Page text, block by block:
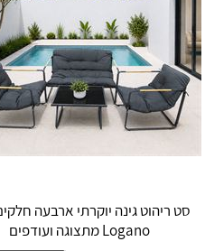
סט ריהוט גינה יוקרתי ארבעה
Logano מתצוגה ועודפים